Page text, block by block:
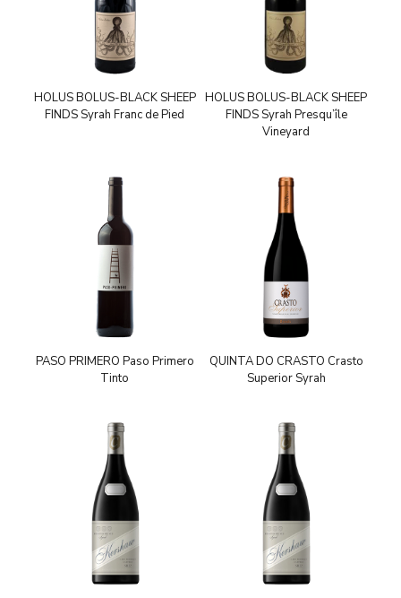
HOLUS BOLUS-BLACK SHEEP
FINDS Syrah Franc de Pied
HOLUS BOLUS-BLACK SHEEP
FINDS Syrah Presqu’île
Vineyard
PASO PRIMERO Paso Primero
Tinto
QUINTA DO CRASTO Crasto
Superior Syrah